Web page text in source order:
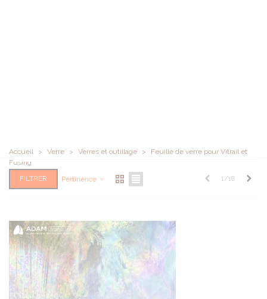
Accueil > Verre > Verres et outillage >
Feuille de verre pour Vitrail et
Fusing
FILTRER Pertinence Précédent
1/18